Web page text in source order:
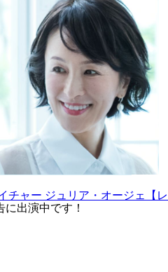
チャー ジュリア・オージェ【レ
に出演中です！